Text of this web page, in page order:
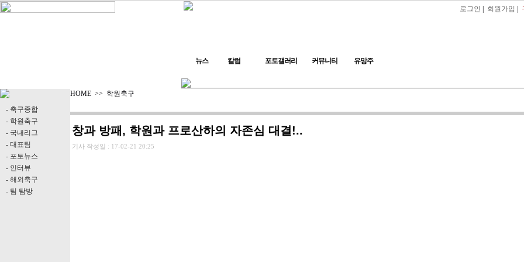
로그인 회원가입
뉴스 칼럼 포토갤러리 커뮤니티 유망주
- 축구종합
- 학원축구
- 국내리그
- 대표팀
- 포토뉴스
- 인터뷰
- 해외축구
- 팀 탐방
HOME >> 학원축구
창과 방패, 학원과 프로산하의 자존심 대결!..
기사 작성일 : 17-02-21 20:25